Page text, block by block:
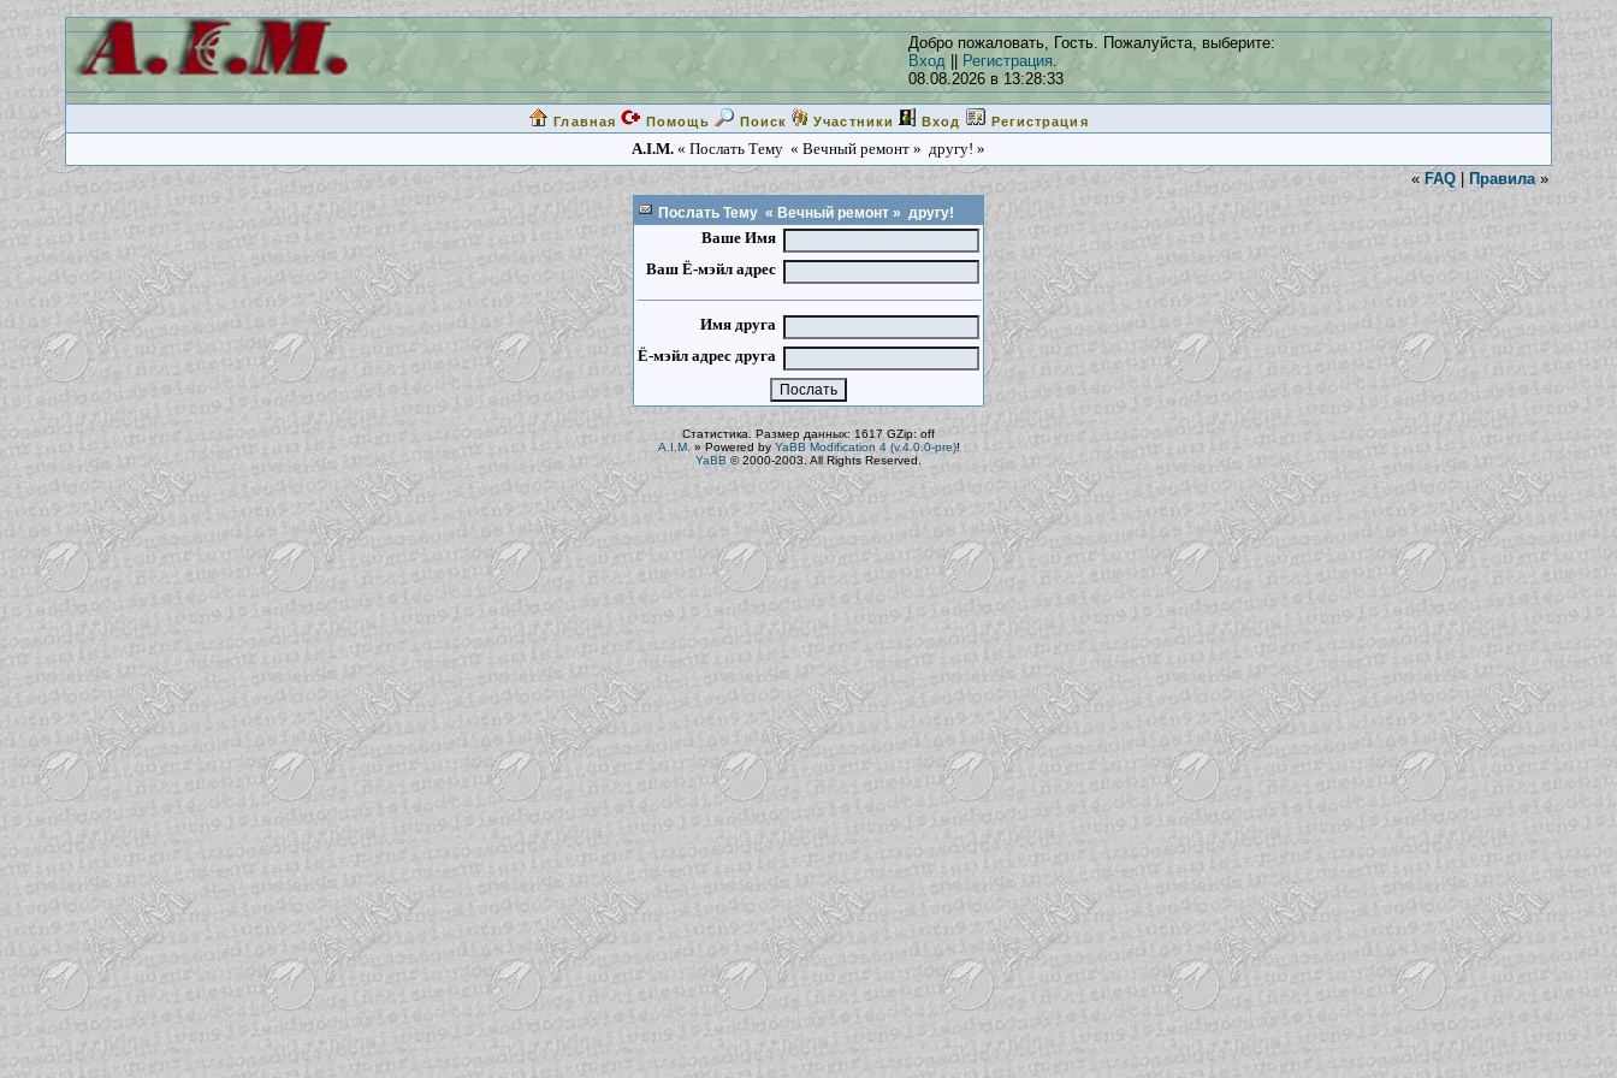
Добро пожаловать, Гость. Пожалуйста, выберите:
Вход
Регистрация.
08.08.2026 в 13:28:33
Главная Помощь Поиск Участники Вход Регистрация
A.I.M. « Послать Тему « Вечный ремонт » другу! »
« FAQ | Правила »
Послать Тему « Вечный ремонт » другу!
Ваше Имя
Ваш Ё-мэйл адрес
Имя друга
Ё-мэйл адрес друга
Статистика. Размер данных: 1617 GZip: off
A.I.M. »Powered by YaBB Modification 4 (v.4.0.0-pre)!
YaBB© 2000-2003. All Rights Reserved.